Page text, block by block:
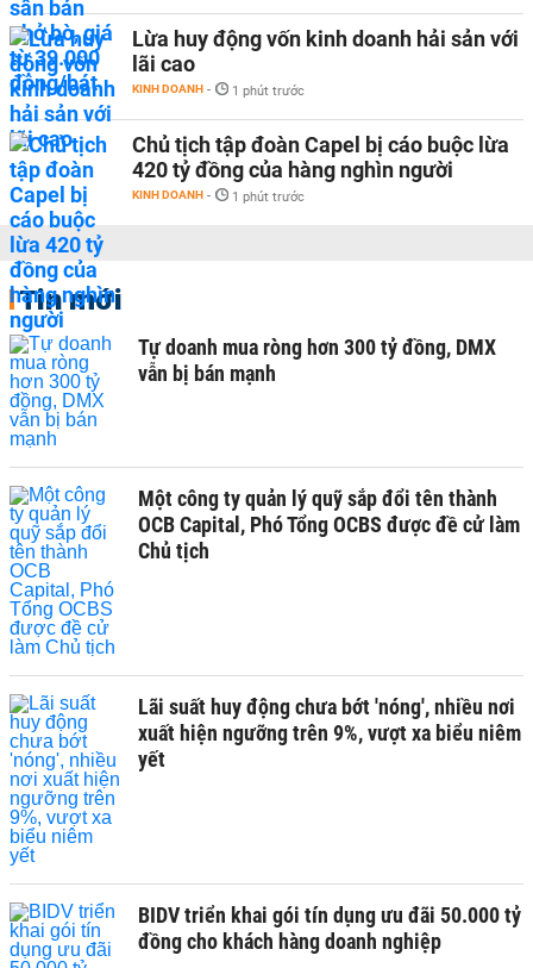
Lừa huy động vốn kinh doanh hải sản với
lãi cao
KINH DOANH - 1 phút trước
Chủ tịch tập đoàn Capel bị cáo buộc lừa
420 tỷ đồng của hàng nghìn người
KINH DOANH - 1 phút trước
Tin mới
Tự doanh mua ròng hơn 300 tỷ đồng, DMX
vẫn bị bán mạnh
Một công ty quản lý quỹ sắp đổi tên thành
OCB Capital, Phó Tổng OCBS được đề cử làm
Chủ tịch
Lãi suất huy động chưa bớt 'nóng', nhiều nơi
xuất hiện ngưỡng trên 9%, vượt xa biểu niêm
yết
BIDV triển khai gói tín dụng ưu đãi 50.000 tỷ
đồng cho khách hàng doanh nghiệp